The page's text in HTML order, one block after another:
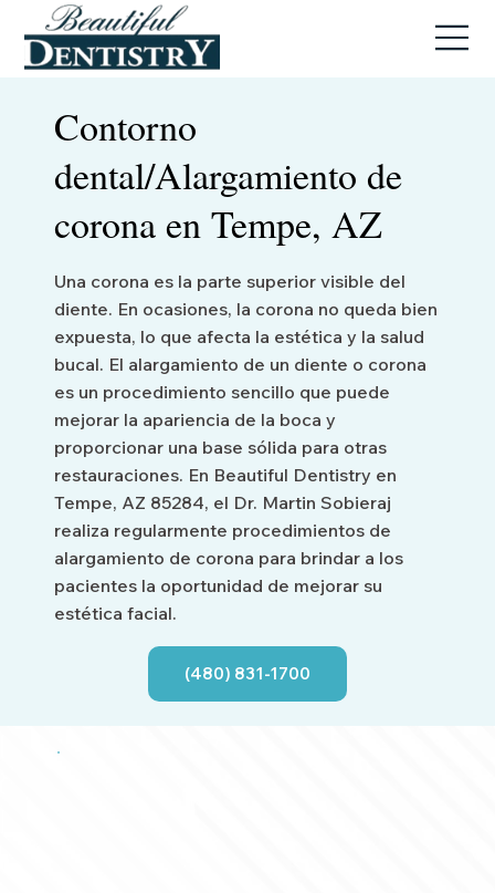
Contorno
dental/Alargamiento de
corona en Tempe, AZ
Una corona es la parte superior visible del
diente. En ocasiones, la corona no queda bien
expuesta, lo que afecta la estética y la salud
bucal. El alargamiento de un diente o corona
es un procedimiento sencillo que puede
mejorar la apariencia de la boca y
proporcionar una base sólida para otras
restauraciones. En Beautiful Dentistry en
Tempe, AZ 85284, el Dr. Martin Sobieraj
realiza regularmente procedimientos de
alargamiento de corona para brindar a los
pacientes la oportunidad de mejorar su
estética facial.
(480) 831-1700